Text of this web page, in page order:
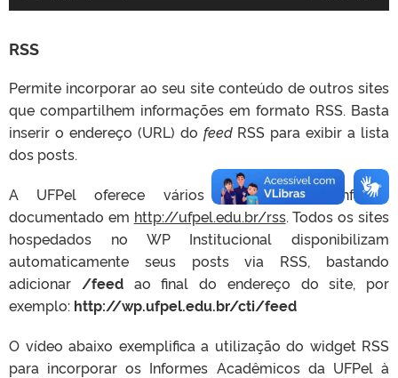
e
o
RSS
Permite incorporar ao seu site conteúdo de outros sites
que compartilhem informações em formato RSS. Basta
inserir o endereço (URL) do feedRSS para exibir a lista
dos posts.
A UFPel oferece váriosfeedsRSS, conforme
documentado em http://ufpel.edu.br/rss. Todos os sites
hospedados no WP Institucional disponibilizam
automaticamente seus posts via RSS, bastando
adicionar /feedao final do endereço do site, por
exemplo: http://wp.ufpel.edu.br/cti/feed
O vídeo abaixo exemplifica a utilização do widget RSS
para incorporar os Informes Acadêmicos da UFPel à